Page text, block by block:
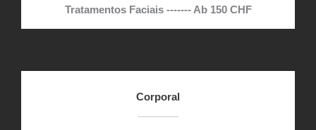
Tratamentos Faciais ------- Ab 150 CHF
Corporal